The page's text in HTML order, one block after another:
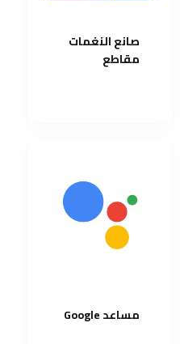
صانع النغمات
مقاطع
مساعد Google